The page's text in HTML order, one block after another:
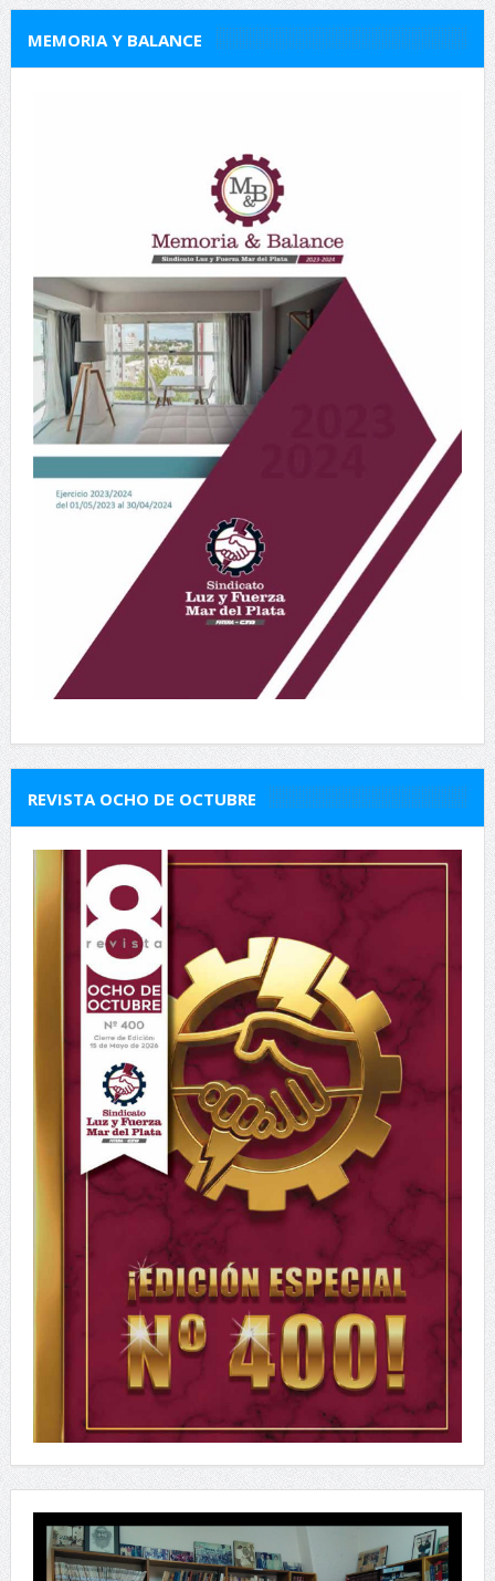
MEMORIA Y BALANCE
REVISTA OCHO DE OCTUBRE